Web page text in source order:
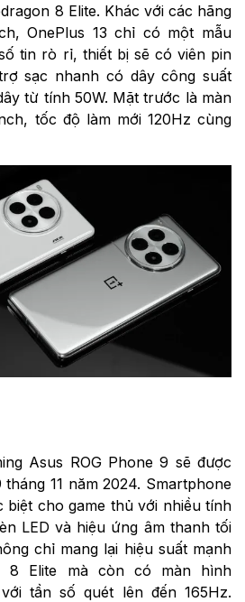
8 Elite. Khác với các hãng
OnePlus 13 chỉ có một mẫu
tin rò rỉ, thiết bị sẽ có viên pin
sạc nhanh có dây công suất
từ tính 50W. Mặt trước là màn
tốc độ làm mới 120Hz cùng
Asus ROG Phone 9 sẽ được
11 năm 2024. Smartphone
biệt cho game thủ với nhiều tính
LED và hiệu ứng âm thanh tối
chỉ mang lại hiệu suất mạnh
8 Elite mà còn có màn hình
tần số quét lên đến 165Hz.